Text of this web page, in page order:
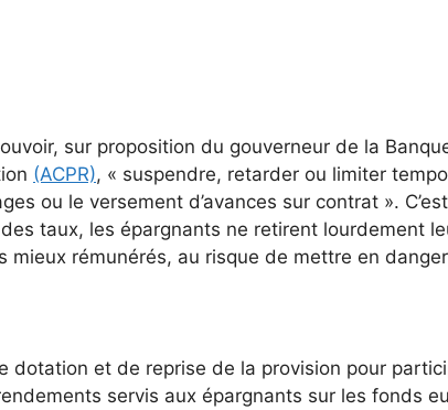
sur proposition du gouverneur de la
(ACPR), « suspendre, retarder ou limiter
ou le versement d’avances sur contrat ».
taux, les épargnants ne retirent lourdement
rémunérés, au risque de mettre en danger
dotation et de reprise de la provision pour
servis aux épargnants sur les fonds